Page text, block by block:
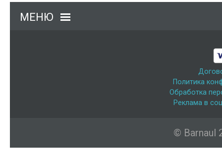
МЕНЮ
Политика
Обработка
Реклама в
© Barnaul